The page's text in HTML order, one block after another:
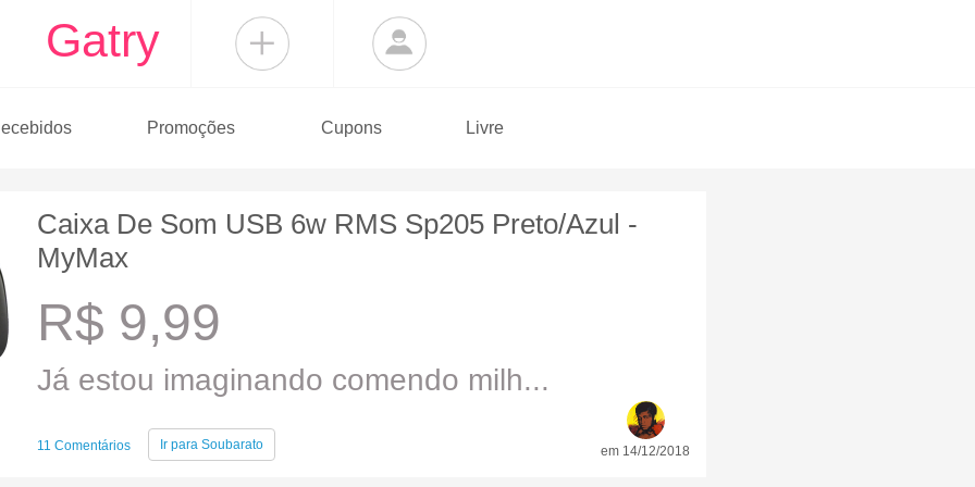
Gatry
Promoções Cupons Livre
Caixa De Som USB 6w RMS Sp205 Preto/Azul -
MyMax
R$ 9,99
Já estou imaginando comendo milh...
11 Comentários Ir para Soubarato em 14/12/2018